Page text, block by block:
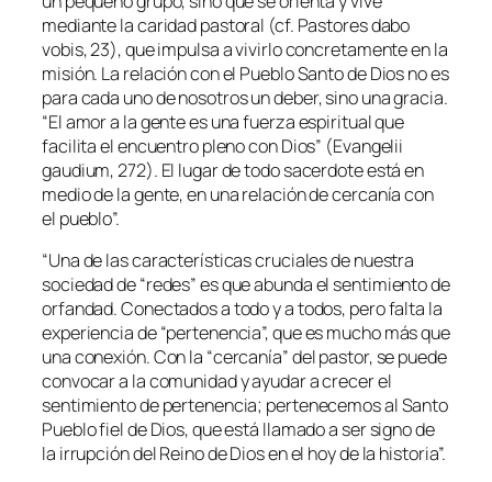
mediante la caridad pastoral (cf. Pastores dabo
vobis, 23), que impulsa a vivirlo concretamente en la
misión. La relación con el Pueblo Santo de Dios no es
para cada uno de nosotros un deber, sino una gracia.
“El amor a la gente es una fuerza espiritual que
facilita el encuentro pleno con Dios” (Evangelii
gaudium, 272). El lugar de todo sacerdote está en
medio de la gente, en una relación de cercanía con
el pueblo”.
“Una de las características cruciales de nuestra
sociedad de “redes” es que abunda el sentimiento de
orfandad. Conectados a todo y a todos, pero falta la
experiencia de “pertenencia”, que es mucho más que
una conexión. Con la “cercanía” del pastor, se puede
convocar a la comunidad y ayudar a crecer el
sentimiento de pertenencia; pertenecemos al Santo
Pueblo fiel de Dios, que está llamado a ser signo de
la irrupción del Reino de Dios en el hoy de la historia”.